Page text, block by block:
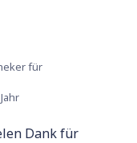
für
Dank für